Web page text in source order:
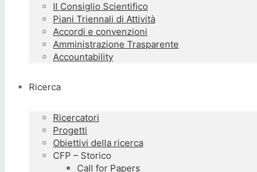
Il Consiglio Scientifico
Piani Triennali di Attività
Accordi e convenzioni
Amministrazione Trasparente
Accountability
Ricerca
Ricercatori
Progetti
Obiettivi della ricerca
CFP – Storico
Call for Papers